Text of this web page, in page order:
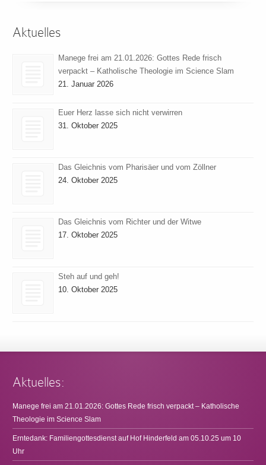
Aktuelles
Manege frei am 21.01.2026: Gottes Rede frisch
verpackt – Katholische Theologie im Science Slam
21. Januar 2026
Euer Herz lasse sich nicht verwirren
31. Oktober 2025
Das Gleichnis vom Pharisäer und vom Zöllner
24. Oktober 2025
Das Gleichnis vom Richter und der Witwe
17. Oktober 2025
Steh auf und geh!
10. Oktober 2025
Aktuelles:
Manege frei am 21.01.2026: Gottes Rede frisch verpackt – Katholische
Theologie im Science Slam
Erntedank: Familiengottesdienst auf Hof Hinderfeld am 05.10.25 um 10
Uhr